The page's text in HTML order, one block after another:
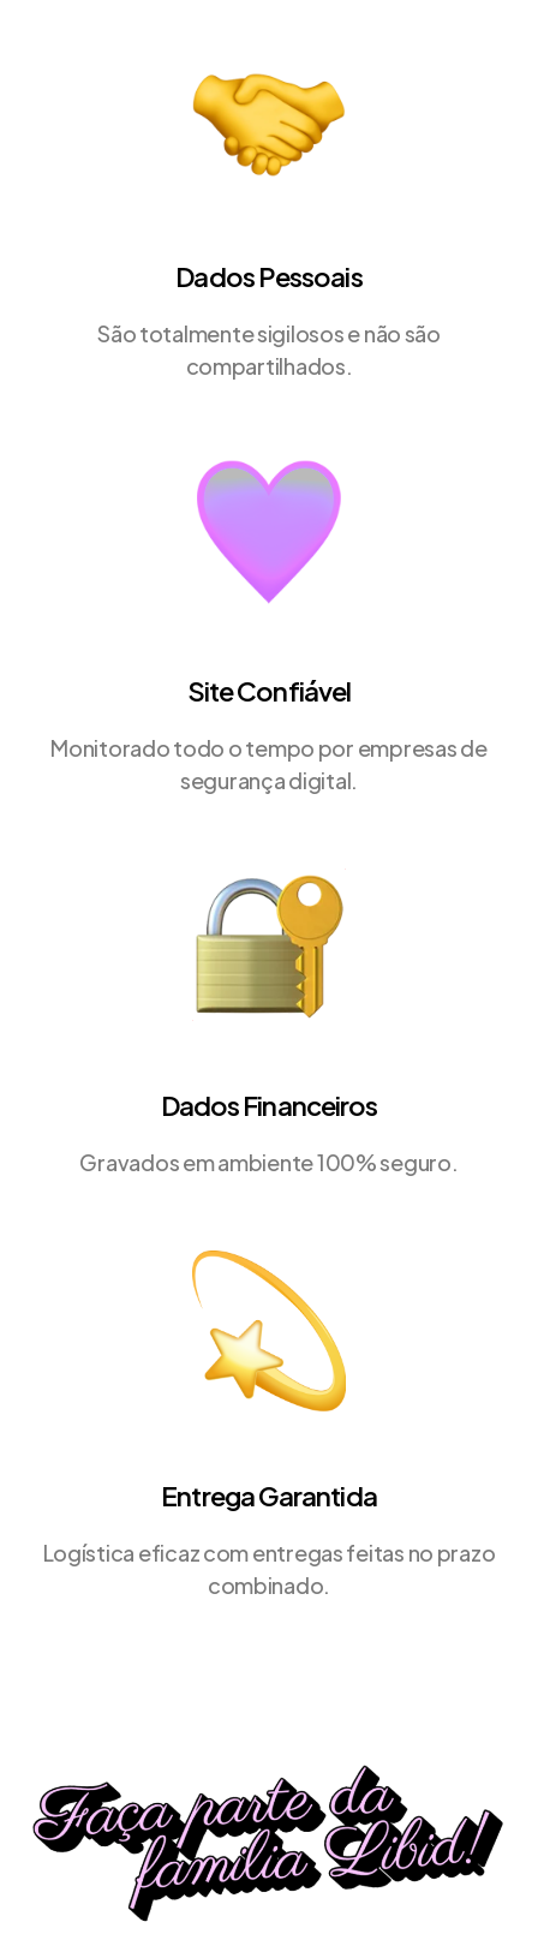
Dados Pessoais
São totalmente sigilosos e não são
compartilhados.
Site Confiável
Monitorado todo o tempo por empresas de
segurança digital.
Dados Financeiros
Gravados em ambiente 100% seguro.
Entrega Garantida
Logística eficaz com entregas feitas no prazo
combinado.